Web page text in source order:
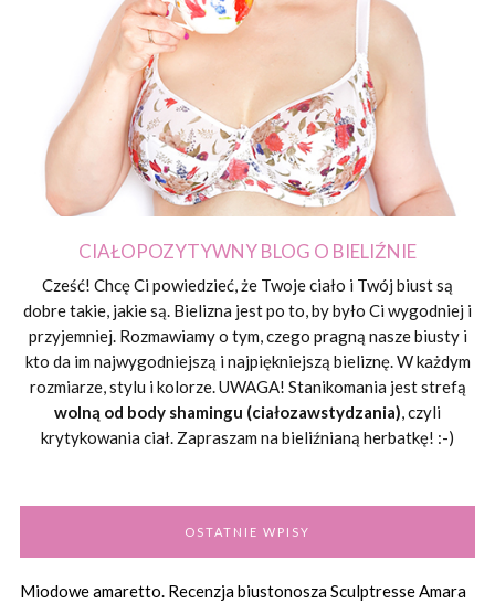
CIAŁOPOZYTYWNY BLOG O BIELIŹNIE
Cześć! Chcę Ci powiedzieć, że Twoje ciało i Twój biust są
dobre takie, jakie są. Bielizna jest po to, by było Ci wygodniej i
przyjemniej. Rozmawiamy o tym, czego pragną nasze biusty i
kto da im najwygodniejszą i najpiękniejszą bieliznę. W każdym
rozmiarze, stylu i kolorze. UWAGA! Stanikomania jest strefą
wolną od body shamingu (ciałozawstydzania), czyli
krytykowania ciał. Zapraszam na bieliźnianą herbatkę! :-)
OSTATNIE WPISY
Miodowe amaretto. Recenzja biustonosza Sculptresse Amara